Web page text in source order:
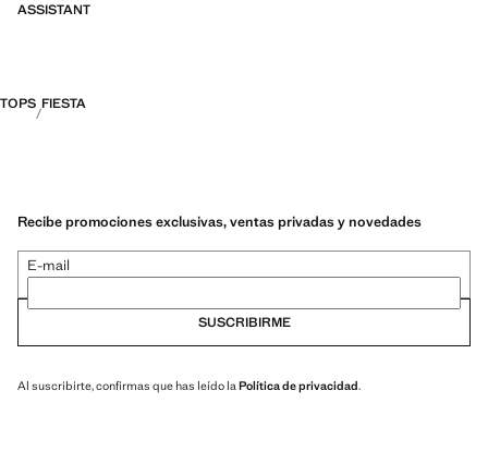
ASSISTANT
TOPS FIESTA
Recibe promociones exclusivas, ventas privadas y novedades
E-mail
SUSCRIBIRME
Al suscribirte, confirmas que has leído la Política de privacidad.